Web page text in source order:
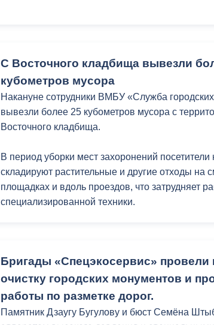
С Восточного кладбища вывезли
кубометров мусора
Накануне сотрудники ВМБУ «Служба
вывезли более 25 кубометров мусора с
Восточного кладбища.
В период уборки мест захоронений посетители
складируют растительные и другие отходы на
площадках и вдоль проездов, что затрудняет
специализированной техники.
Бригады «Спецэкосервис» провели
очистку городских монументов и
работы по разметке дорог.
Памятник Дзаугу Бугулову и бюст Семёна